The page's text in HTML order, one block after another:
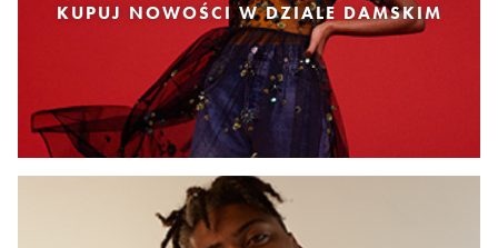
KUPUJ NOWOŚCI W DZIALE DAMSKIM